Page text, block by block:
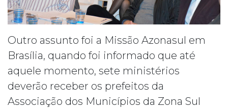
Outro assunto foi a Missão Azonasul em
Brasília, quando foi informado que até
aquele momento, sete ministérios
deverão receber os prefeitos da
Associação dos Municípios da Zona Sul